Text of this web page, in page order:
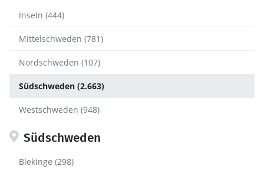
Inseln (444)
Mittelschweden (781)
Nordschweden (107)
Südschweden (2.663)
Westschweden (948)
Südschweden
Blekinge (298)